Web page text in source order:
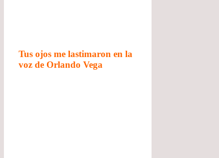
Tus ojos me lastimaron en la
voz de Orlando Vega